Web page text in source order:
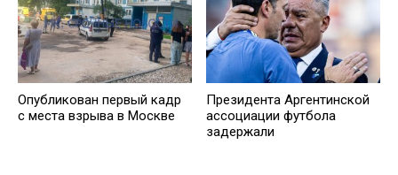
Опубликован первый кадр
с места взрыва в Москве
Президента Аргентинской
ассоциации футбола
задержали